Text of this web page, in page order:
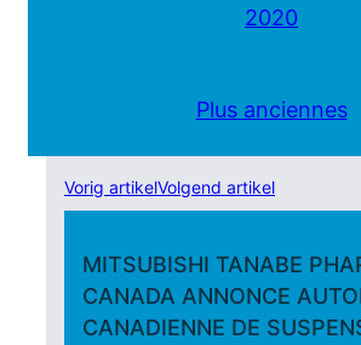
2020
Plus anciennes
Vorig artikelVolgend artikel
MITSUBISHI TANABE
CANADA ANNONCE
CANADIENNE DE